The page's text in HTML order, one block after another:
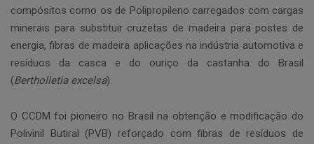
compósitos como os de Polipropileno carregados com cargas
minerais para substituir cruzetas de madeira para postes de
energia, fibras de madeira aplicações na indústria automotiva e
resíduos da casca e do ouriço da castanha do Brasil
(Bertholletia excelsa).
O CCDM foi pioneiro no Brasil na obtenção e modificação do
Polivinil Butiral (PVB) reforçado com fibras de resíduos de